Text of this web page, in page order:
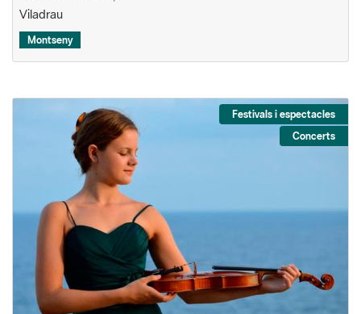
Viladrau
Montseny
Festivals i espectacles
Concerts